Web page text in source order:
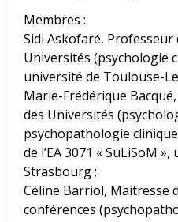
Membres :
Sidi Askofaré, Professeur
Universités (psychologie
université de Toulouse-
Marie-Frédérique
des Universités
psychopathologie
de l’EA 3071 « SuLiSoM
Strasbourg ;
Céline Barriol, Maitresse
conférences